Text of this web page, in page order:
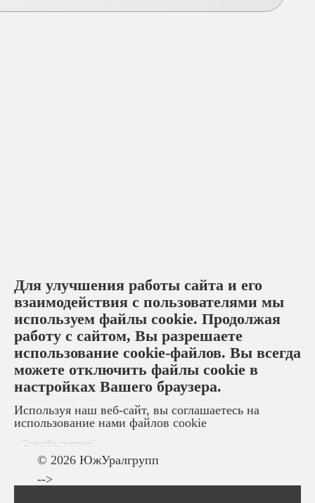
Для улучшения работы сайта и его
взаимодействия с пользователями мы
используем файлы cookie. Продолжая
работу с сайтом, Вы разрешаете
использование cookie-файлов. Вы всегда
можете отключить файлы cookie в
настройках Вашего браузера.
Используя наш веб-сайт, вы соглашаетесь на
использование нами файлов cookie
Спасибо,понятно!
© 2026 ЮжУралгрупп
-->